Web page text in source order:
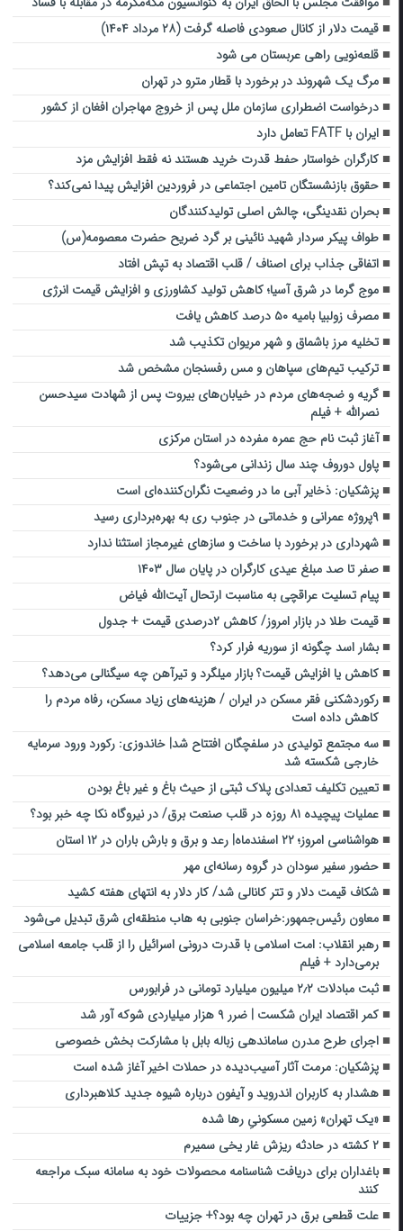
قیمت دلار از کانال صعودی فاصله گرفت (۲۸ مرداد ۱۴۰۴)
قلعه‌نویی راهی عربستان می شود
مرگ یک شهروند در برخورد با قطار مترو در تهران
درخواست اضطراری سازمان ملل پس از خروج مهاجران افغان از کشور
ایران با FATF تعامل دارد
کارگران خواستار حفط قدرت خرید هستند نه فقط افزایش مزد
حقوق بازنشستگان تامین اجتماعی در فروردین افزایش پیدا نمی‌کند؟
بحران نقدینگی، چالش اصلی تولیدکنندگان
طواف پیکر سردار شهید نائینی بر گرد ضریح حضرت معصومه(س)
اتفاقی جذاب برای اصناف / قلب اقتصاد به تپش افتاد
موج گرما در شرق آسیا؛ کاهش تولید کشاورزی و افزایش قیمت انرژی
مصرف زولبیا بامیه ۵۰ درصد کاهش یافت
تخلیه مرز باشماق و شهر مریوان تکذیب شد
ترکیب تیم‌های سپاهان و مس رفسنجان مشخص شد
گریه‌ و ضجه‌های مردم در خیابان‌های بیروت پس از شهادت سیدحسن
نصرالله + فیلم
آغاز ثبت نام حج عمره مفرده در استان مرکزی
پاول دوروف چند سال زندانی می‌شود؟
پزشکیان: ذخایر آبی ما در وضعیت نگران‌کننده‌ای است
۹پروژه عمرانی و خدماتی در جنوب ری به بهره‌برداری رسید
شهرداری در برخورد با ساخت و سازهای غیرمجاز ‌استثنا ندارد
صفر تا صد مبلغ عیدی کارگران در پایان سال ۱۴۰۳
پیام تسلیت عراقچی به مناسبت ارتحال آیت‌الله فیاض
قیمت طلا در بازار امروز/ کاهش ۲درصدی قیمت + جدول
بشار اسد چگونه از سوریه فرار کرد؟
کاهش یا افزایش قیمت؟ بازار میلگرد و تیرآهن چه سیگنالی می‌دهد؟
رکوردشکنی فقر مسکن در ایران / هزینه‌های زیاد مسکن، رفاه مردم را
کاهش داده است
سه مجتمع تولیدی در سلفچگان افتتاح شد| خاندوزی: رکورد ورود سرمایه
خارجی شکسته شد
تعیین تکلیف تعدادی پلاک ثبتی از حیث باغ و غیر باغ بودن
عملیات پیچیده ۸۱ روزه در قلب صنعت برق‌/ در نیروگاه نکا چه خبر بود؟‌
هواشناسی امروز؛ ۲۲ اسفندماه| رعد و برق و بارش باران در ۱۲ استان
حضور سفیر سودان در گروه رسانه‌ای مهر
شکاف قیمت دلار و تتر کانالی شد/ کار دلار به انتهای هفته کشید
معاون رئیس‌جمهور:خراسان جنوبی به هاب منطقه‌ای شرق تبدیل می‌شود
رهبر انقلاب: امت اسلامی با قدرت درونی اسرائیل را از قلب جامعه اسلامی
برمی‌دارد + فیلم
ثبت مبادلات ۲٫۲ میلیون میلیارد تومانی در فرابورس
کمر اقتصاد ایران شکست | ضرر ۹ هزار میلیاردی شوکه آور شد
اجرای طرح مدرن ساماندهی زباله بابل با مشارکت بخش خصوصی
پزشکیان: مرمت آثار آسیب‌دیده در حملات اخیر آغاز شده است
هشدار به کاربران اندروید و آیفون درباره شیوه جدید کلاهبرداری
«یک تهران» زمین مسکونیِ رها شده
۲ کشته در حادثه ریزش غار یخی سمیرم
باغداران برای دریافت شناسنامه محصولات خود به سامانه سبک مراجعه
کنند
علت قطعی برق در تهران چه بود؟+ جزییات